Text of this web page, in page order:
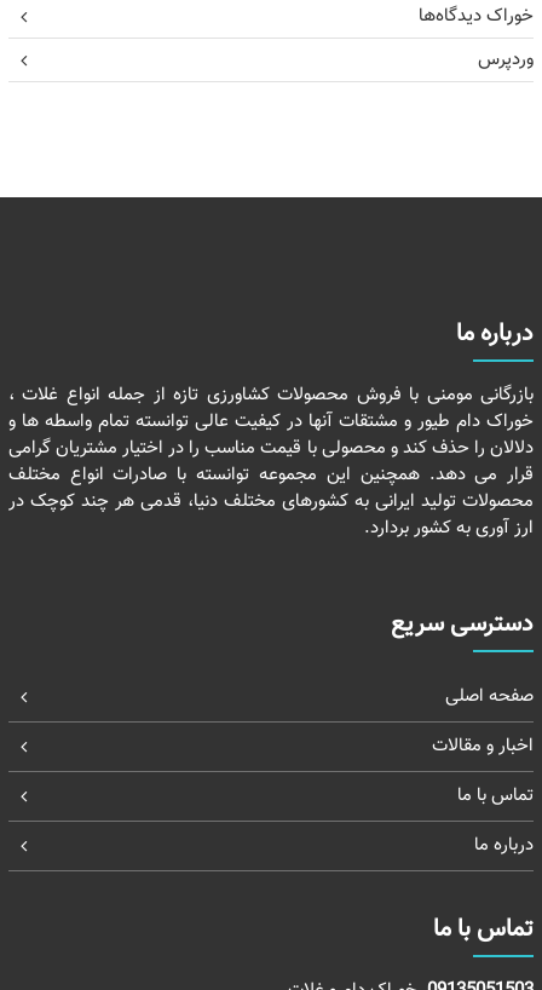
خوراک دیدگاه‌ها
وردپرس
درباره ما
بازرگانی مومنی با فروش محصولات کشاورزی تازه از جمله انواع غلات ،
خوراک دام طیور و مشتقات آنها در کیفیت عالی توانسته تمام واسطه ها و
دلالان را حذف کند و محصولی با قیمت مناسب را در اختیار مشتریان گرامی
قرار می دهد. همچنین این مجموعه توانسته با صادرات انواع مختلف
محصولات تولید ایرانی به کشورهای مختلف دنیا، قدمی هر چند کوچک در
ارز آوری به کشور بردارد.
دسترسی سریع
صفحه اصلی
اخبار و مقالات
تماس با ما
درباره ما
تماس با ما